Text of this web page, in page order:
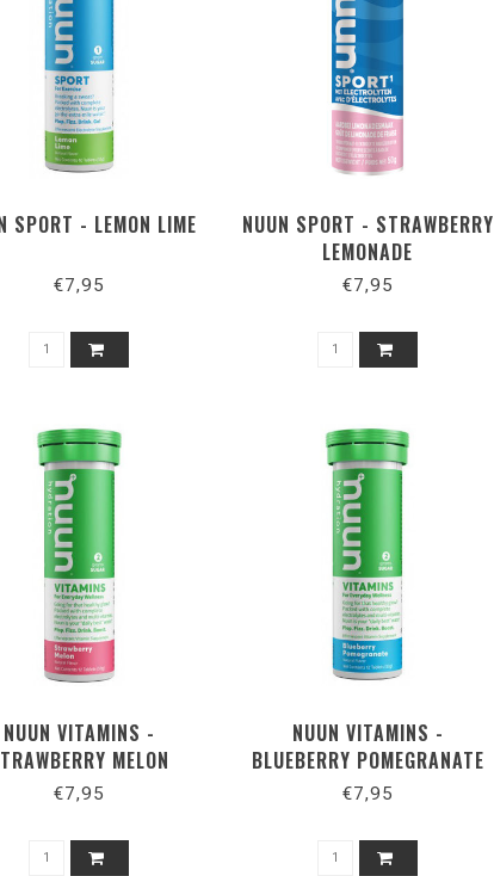
SPORT - LEMON LIME
€7,95
NUUN SPORT - STRAWBERRY
LEMONADE
€7,95
NUUN VITAMINS -
MELON
€7,95
NUUN VITAMINS -
BLUEBERRY POMEGRANATE
€7,95